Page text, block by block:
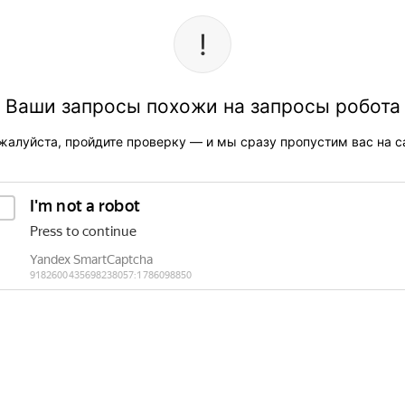
Ваши запросы похожи на запросы робота
пройдите проверку — и мы сразу пропустим вас на